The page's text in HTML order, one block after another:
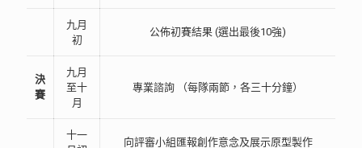
九月
初
公佈初賽結果 (選出最後10強)
決
賽
九月
至十
月
專業諮詢 （每隊兩節，各三十分鐘）
十一
向評審小組匯報創作意念及展示原型製作